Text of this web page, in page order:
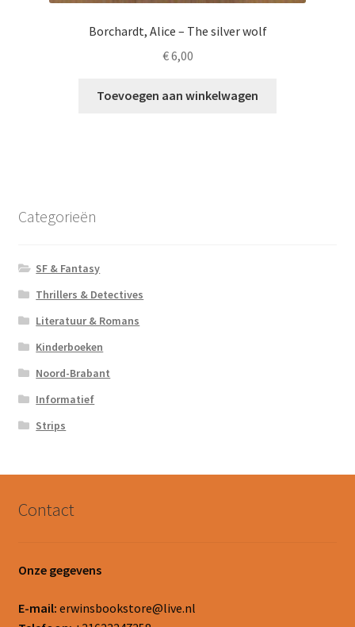
Borchardt, Alice – The silver wolf
€6,00
Toevoegen aan winkelwagen
Categorieën
SF & Fantasy
Thrillers & Detectives
Literatuur & Romans
Kinderboeken
Noord-Brabant
Informatief
Strips
Contact
Onze gegevens
E-mail: erwinsbookstore@live.nl